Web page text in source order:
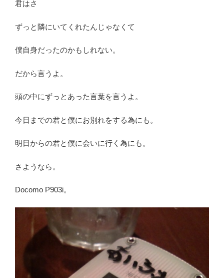
君はさ
ずっと隣にいてくれたんじゃなくて
僕自身だったのかもしれない。
だから言うよ。
頭の中にずっとあった言葉を言うよ。
今日までの君と僕にお別れをする為にも。
明日からの君と僕に会いに行く為にも。
さようなら。
Docomo P903i。